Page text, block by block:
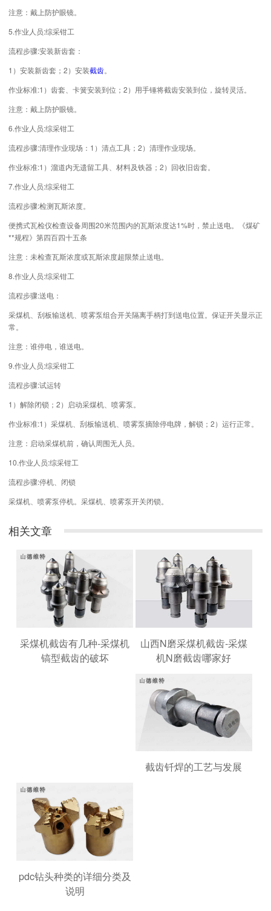
注意：戴上防护眼镜。
5.作业人员:综采钳工
流程步骤:安装新齿套：
1）安装新齿套；2）安装截齿。
作业标准:1）齿套、卡簧安装到位；2）用手锤将截齿安装到位，旋转灵活。
注意：戴上防护眼镜。
6.作业人员:综采钳工
流程步骤:清理作业现场：1）清点工具；2）清理作业现场。
作业标准:1）溜道内无遗留工具、材料及铁器；2）回收旧齿套。
7.作业人员:综采钳工
流程步骤:检测瓦斯浓度。
便携式瓦检仪检查设备周围20米范围内的瓦斯浓度达1%时，禁止送电。《煤矿
**规程》第四百四十五条
注意：未检查瓦斯浓度或瓦斯浓度超限禁止送电。
8.作业人员:综采钳工
流程步骤:送电：
采煤机、刮板输送机、喷雾泵组合开关隔离手柄打到送电位置。保证开关显示正
常。
注意：谁停电，谁送电。
9.作业人员:综采钳工
流程步骤:试运转
1）解除闭锁；2）启动采煤机、喷雾泵。
作业标准:1）采煤机、刮板输送机、喷雾泵摘除停电牌，解锁；2）运行正常。
注意：启动采煤机前，确认周围无人员。
10.作业人员:综采钳工
流程步骤:停机、闭锁
采煤机、喷雾泵停机。采煤机、喷雾泵开关闭锁。
相关文章
采煤机截齿有几种-采煤机
镐型截齿的破坏
山西N磨采煤机截齿-采煤
机N磨截齿哪家好
截齿钎焊的工艺与发展
pdc钻头种类的详细分类及
说明